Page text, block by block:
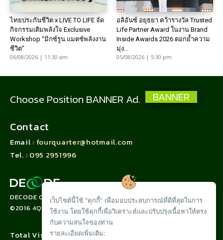
ไทยประกันชีวิต x LIVE TO LIFE จัด
กิจกรรมเติมพลังใจ Exclusive
Workshop “มิกซ์รูน แมตช์พลังงาน
ชีวิต”
06/08/2026 | 11:30 am
อลิอันซ์ อยุธยา คว้ารางวัล Trusted
Life Partner Award ในงาน Brand
Inside Awards 2026 ตอกย้ำความ
มุ่ง...
05/08/2026 | 5:30 pm
Choose Position BANNER Ad. BANNER
Contact
Email : fourquarter@hotmail.com
Tel. : 095 2951996
DECODE CORPORATION LIMITED
©20164QUARTER.CO
Total Visit :
เว็บไซต์นี้ใช้ "คุกกี้” เพื่อมอบประสบการณ์ที่ดีที่สุดในการ
ใช้งาน โดยใช้คุกกี้เพื่อวิเคราะห์และปรับปรุงเนื้อหาให้ตรง
กับความสนใจของท่าน
รายละเอียดเพิ่มเติม: